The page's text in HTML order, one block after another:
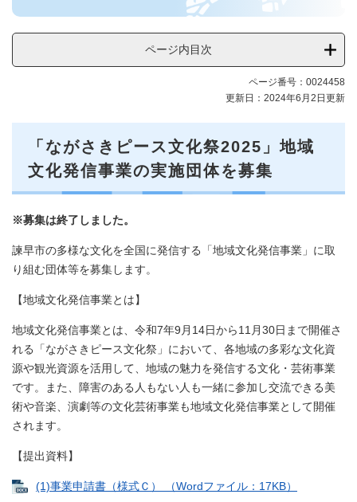
祭
2025
メ
ニ
ュ
ページ内目次
ページ番号：0024458
更新日：2024年6月2日更新
「ながさきピース文化祭2025」地域
文化発信事業の実施団体を募集
※募集は終了しました。
諫早市の多様な文化を全国に発信する「地域文化発信事業」に取
り組む団体等を募集します。
【地域文化発信事業とは】
地域文化発信事業とは、令和7年9月14日から11月30日まで開催さ
れる「ながさきピース文化祭」において、各地域の多彩な文化資
源や観光資源を活用して、地域の魅力を発信する文化・芸術事業
です。また、障害のある人もない人も一緒に参加し交流できる美
術や音楽、演劇等の文化芸術事業も地域文化発信事業として開催
されます。
【提出資料】
(1)事業申請書（様式Ｃ） （Wordファイル：17KB）